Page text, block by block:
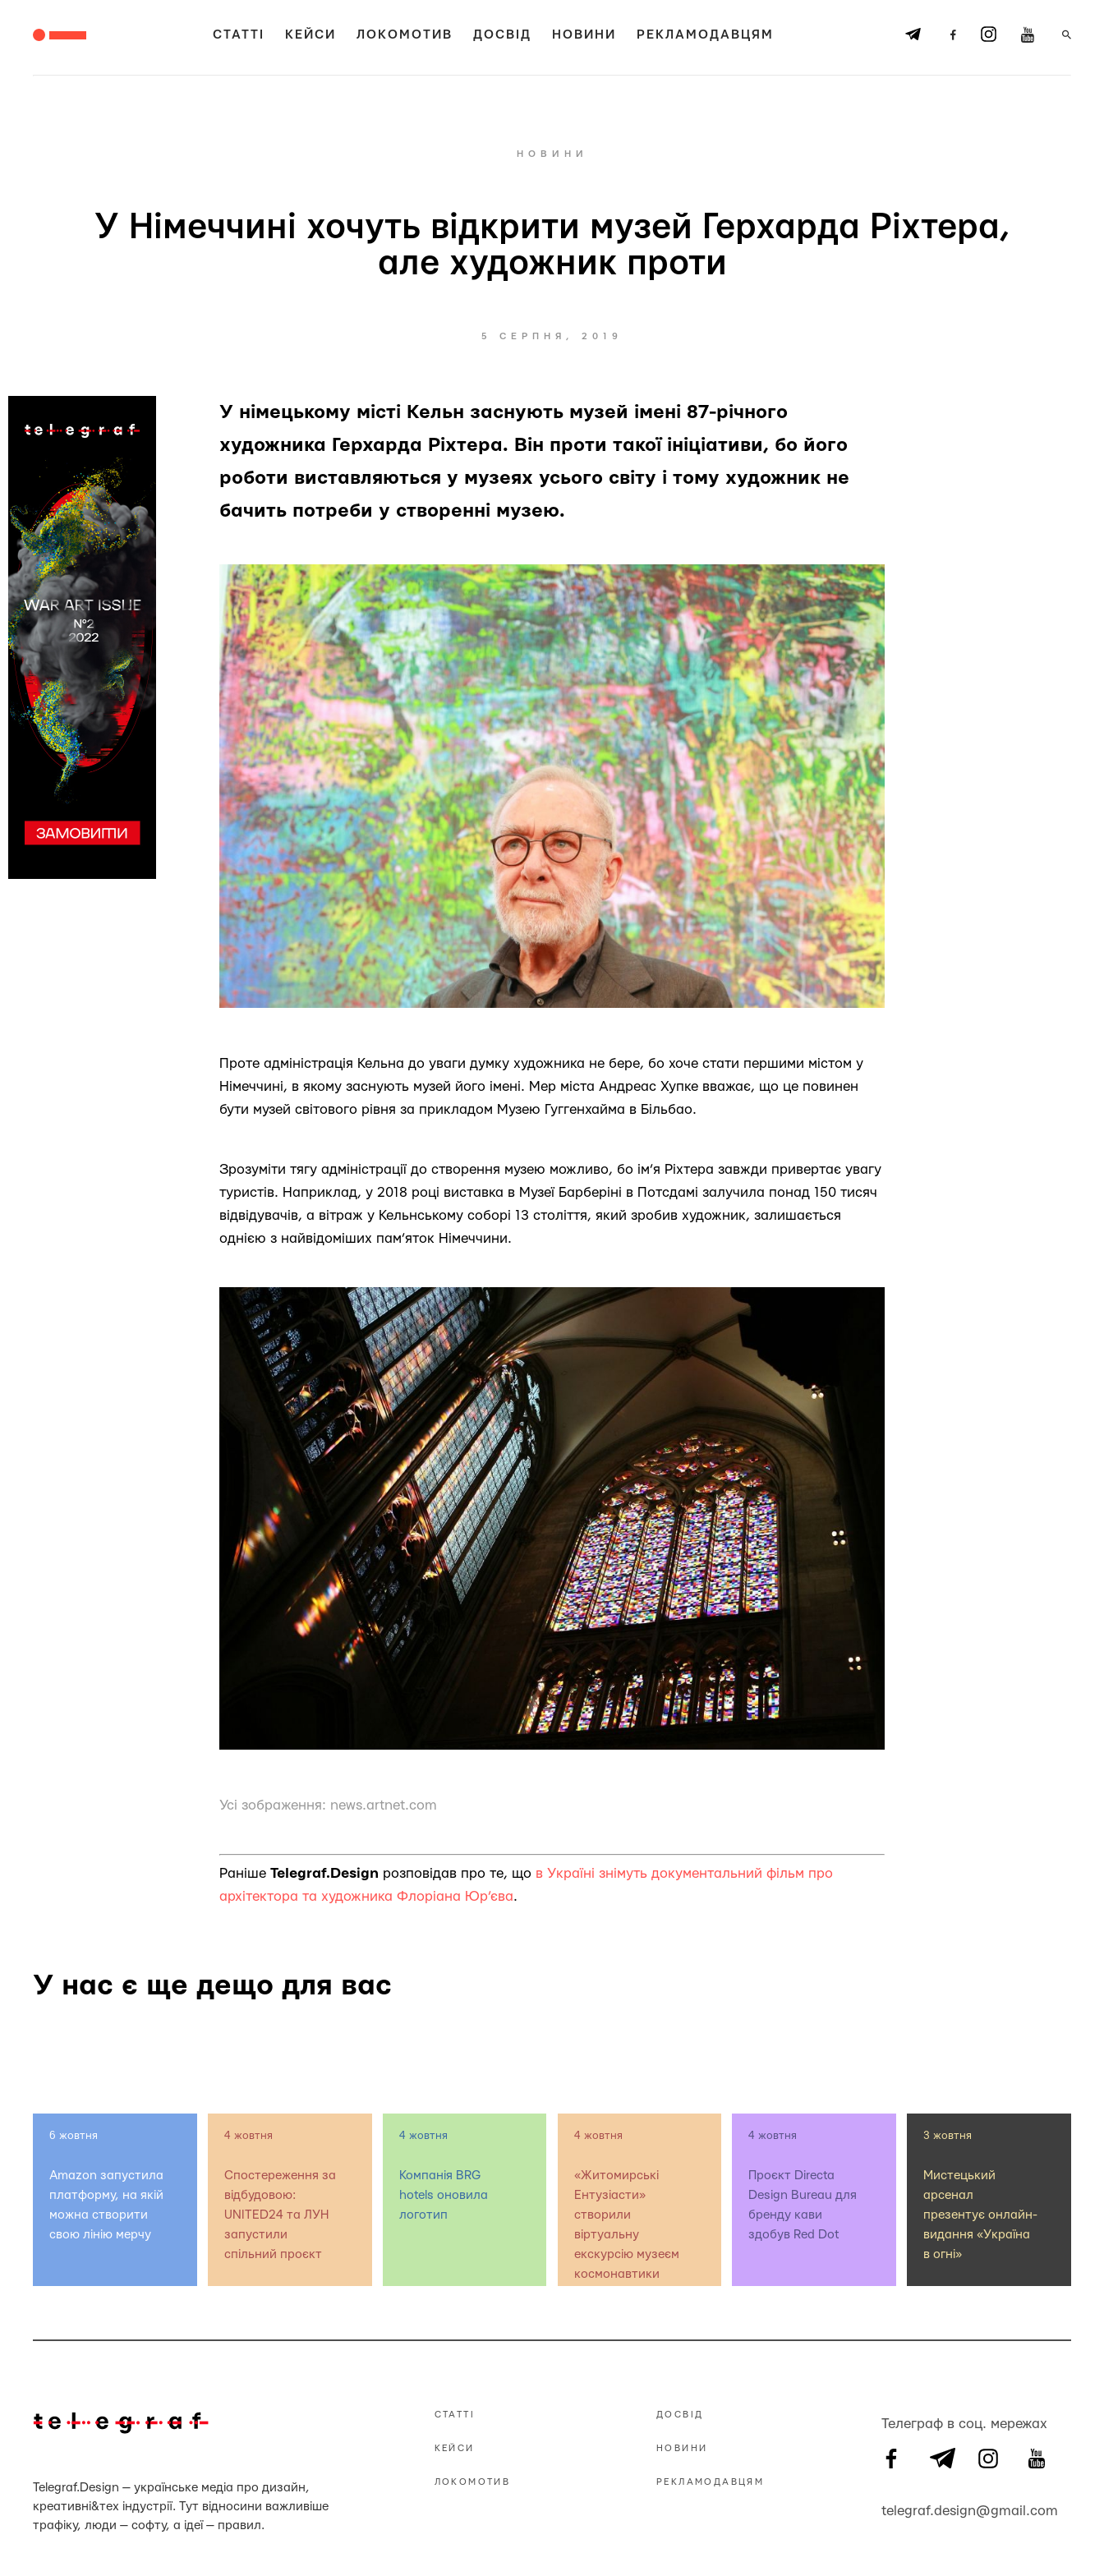
СТАТТІ КЕЙСИ ЛОКОМОТИВ ДОСВІД НОВИНИ РЕКЛАМОДАВЦЯМ
НОВИНИ
У Німеччині хочуть відкрити музей Герхарда Ріхтера,
але художник проти
5 СЕРПНЯ, 2019
У німецькому місті Кельн заснують музей імені 87-річного
художника Герхарда Ріхтера. Він проти такої ініціативи, бо його
роботи виставляються у музеях усього світу і тому художник не
бачить потреби у створенні музею.
Проте адміністрація Кельна до уваги думку художника не бере, бо хоче стати першими містом у
Німеччині, в якому заснують музей його імені. Мер міста Андреас Хупке вважає, що це повинен
бути музей світового рівня за прикладом Музею Гуггенхайма в Більбао.
Зрозуміти тягу адміністрації до створення музею можливо, бо ім’я Ріхтера завжди привертає увагу
туристів. Наприклад, у 2018 році виставка в Музеї Барберіні в Потсдамі залучила понад 150 тисяч
відвідувачів, а вітраж у Кельнському соборі 13 століття, який зробив художник, залишається
однією з найвідоміших пам’яток Німеччини.
Усі зображення: news.artnet.com
Раніше Telegraf.Design розповідав про те, що в Україні знімуть документальний фільм про
архітектора та художника Флоріана Юр’єва.
У нас є ще дещо для вас
6 жовтня
Amazon запустила
платформу, на якій
можна створити
свою лінію мерчу
4 жовтня
Спостереження за
відбудовою:
UNITED24 та ЛУН
запустили
спільний проєкт
4 жовтня
Компанія BRG
hotels оновила
логотип
4 жовтня
«Житомирські
Ентузіасти»
створили
віртуальну
екскурсію музеєм
космонавтики
4 жовтня
Проєкт Directa
Design Bureau для
бренду кави
здобув Red Dot
3 жовтня
Мистецький
арсенал
презентує онлайн-
видання «Україна
в огні»
Telegraf.Design — українське медіа про дизайн,
креативні&тех індустрії. Тут відносини важливіше
трафіку, люди — софту, а ідеї — правил.
СТАТТІ
КЕЙСИ
ЛОКОМОТИВ
ДОСВІД
НОВИНИ
РЕКЛАМОДАВЦЯМ
Телеграф в соц. мережах
telegraf.design@gmail.com